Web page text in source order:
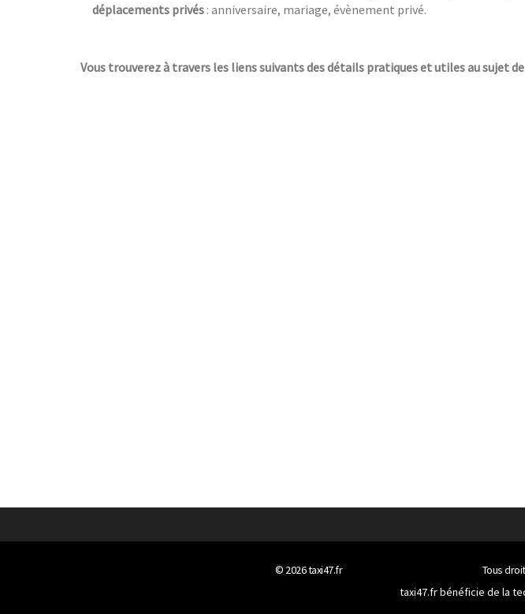
déplacements privés : anniversaire, mariage, évènement privé.
Vous trouverez à travers les liens suivants des détails pratiques et utiles au sujet
© 2026taxi47.fr Tous
taxi47.fr bénéficie de la